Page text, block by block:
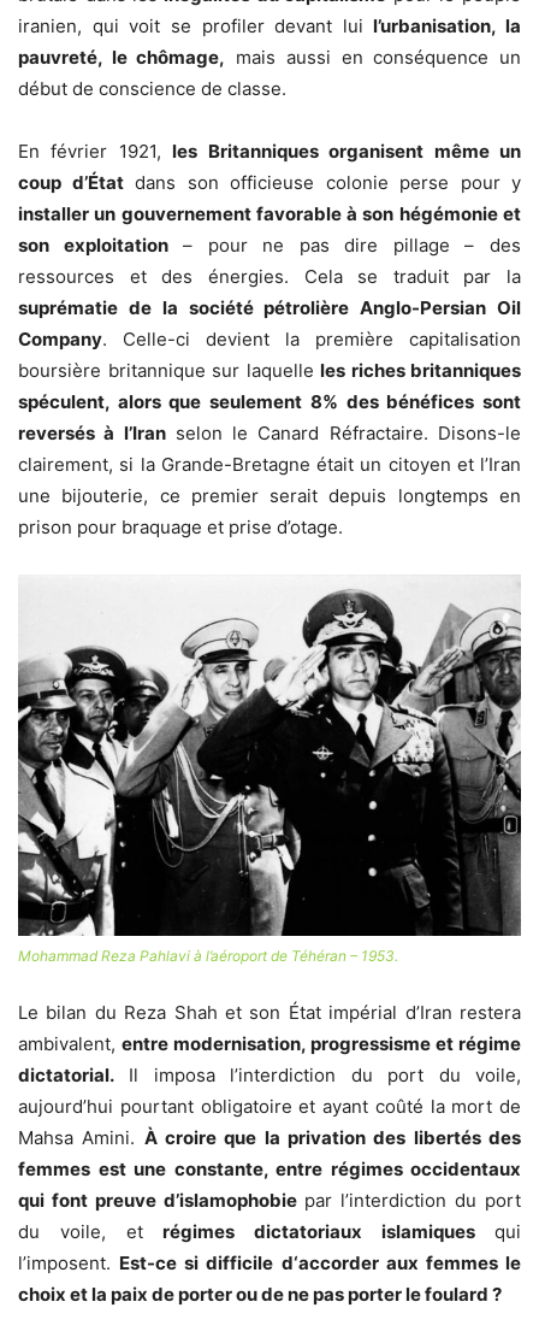
iranien, qui voit se profiler devant luil’urbanisation, la
pauvreté, le chômage, mais aussi en conséquence un
début de conscience de classe.
En février 1921,les Britanniques organisent même un
coup d’Étatdans son officieuse colonie perse pour y
installer un gouvernement favorable à son hégémonie et
son exploitation– pour ne pas dire pillage – des
ressources et des énergies. Cela se traduit par la
suprématie de la société pétrolière Anglo-Persian Oil
Company. Celle-ci devient la première capitalisation
boursière britannique sur laquelle les riches britanniques
spéculent, alors que seulement 8% des bénéfices sont
reversés à l’Iranselon le Canard Réfractaire. Disons-le
clairement, si la Grande-Bretagne était un citoyen et l’Iran
une bijouterie, ce premier serait depuis longtemps en
prison pour braquage et prise d’otage.
Mohammad Reza Pahlavi à l’aéroport de Téhéran – 1953.
Le bilan du Reza Shah et son État impérial d’Iran restera
ambivalent, entre modernisation, progressisme et régime
dictatorial. Il imposa l’interdiction du port du voile,
aujourd’hui pourtant obligatoire et ayant coûté la mort de
Mahsa Amini. À croire que la privation des libertés des
femmes est une constante, entre régimes occidentaux
qui font preuve d’islamophobie par l’interdiction du port
du voile, et régimes dictatoriaux islamiques qui
l’imposent. Est-ce si difficile d‘accorder aux femmes le
choix et la paix de porter ou de ne pas porter le foulard ?